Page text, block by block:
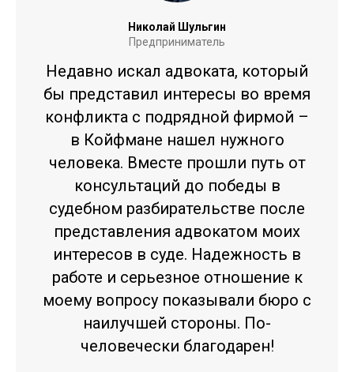
Николай Шульгин
Предприниматель
Недавно искал адвоката, который
бы представил интересы во время
конфликта с подрядной фирмой –
в Койфмане нашел нужного
человека. Вместе прошли путь от
консультаций до победы в
судебном разбирательстве после
представления адвокатом моих
интересов в суде. Надежность в
работе и серьезное отношение к
моему вопросу показывали бюро с
наилучшей стороны. По-
человечески благодарен!